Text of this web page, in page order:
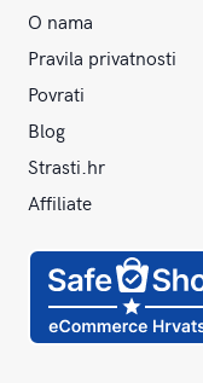
O nama
Pravila privatnosti
Povrati
Blog
Strasti.hr
Affiliate